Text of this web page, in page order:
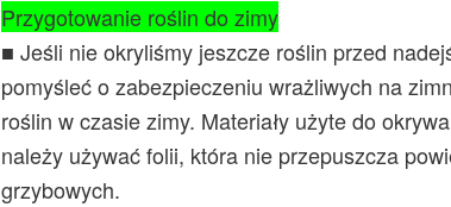
Przygotowanie roślin do zimy
■ Jeśli nie okryliśmy jeszcze roślin przed
pomyśleć o zabezpieczeniu wrażliwych na
roślin w czasie zimy. Materiały użyte do
należy używać folii, która nie przepuszcza
grzybowych.